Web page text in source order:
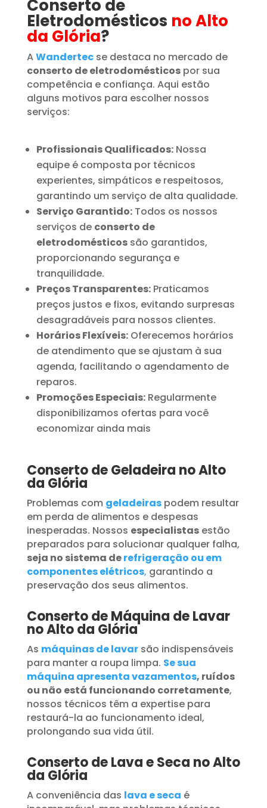
Conserto de
Eletrodomésticos no Alto
da Glória?
AWandertecse destaca no mercado de
conserto de eletrodomésticospor sua
competência e confiança. Aqui estão
alguns motivos para escolher nossos
serviços:
Profissionais Qualificados:Nossa
equipe é composta por técnicos
experientes, simpáticos e respeitosos,
garantindo um serviço de alta qualidade.
Serviço Garantido:Todos os nossos
serviços de conserto de
eletrodomésticossão garantidos,
proporcionando segurança e
tranquilidade.
Preços Transparentes:Praticamos
preços justos e fixos, evitando surpresas
desagradáveis para nossos clientes.
Horários Flexíveis:Oferecemos horários
de atendimento que se ajustam à sua
agenda, facilitando o agendamento de
reparos.
Promoções Especiais:Regularmente
disponibilizamos ofertas para você
economizar ainda mais
Conserto de Geladeira no Alto
da Glória
Problemas com geladeiraspodem resultar
em perda de alimentos e despesas
inesperadas. Nossos especialistasestão
preparados para solucionar qualquer falha,
seja no sistema derefrigeração ou em
componentes elétricos, garantindo a
preservação dos seus alimentos.
Conserto de Máquina de Lavar
no Alto da Glória
As máquinas de lavar são indispensáveis
para manter a roupa limpa. Se sua
máquina apresenta vazamentos, ruídos
ou não está funcionando corretamente,
nossos técnicos têm a expertise para
restaurá-la ao funcionamento ideal,
prolongando sua vida útil.
Conserto de Lava e Seca no Alto
da Glória
A conveniência das lava e seca é